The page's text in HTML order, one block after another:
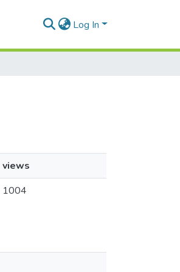
Log In
views
1004